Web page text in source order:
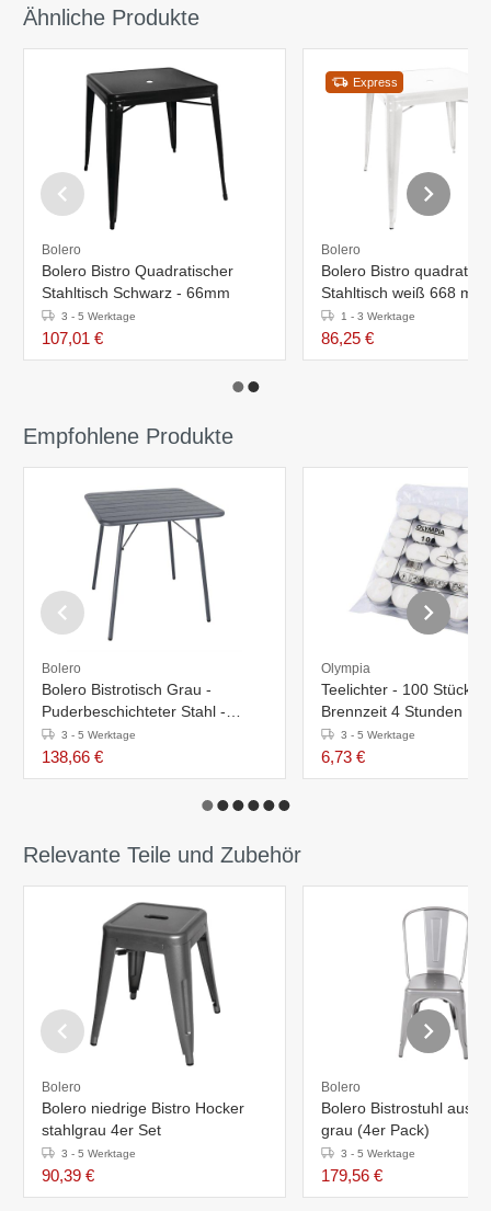
Ähnliche Produkte
Bolero
Bolero Bistro Quadratischer
Stahltisch Schwarz - 66mm
3 - 5 Werktage
107,01 €
Express
Bolero
Bolero Bistro
Stahltisch weiß 668 mm
1 - 3 Werktage
86,25 €
Empfohlene Produkte
Bolero
Bolero Bistrotisch Grau -
Puderbeschichteter Stahl -
700x700x(h)710mm
3 - 5 Werktage
138,66 €
Olympia
Teelichter - 100 Stück -
Brennzeit 4 Stunden
3 - 5 Werktage
6,73 €
Relevante Teile und Zubehör
Bolero
Bolero niedrige Bistro Hocker
stahlgrau 4er Set
3 - 5 Werktage
90,39 €
Bolero
Bolero Bistrostuhl aus
grau (4er Pack)
3 - 5 Werktage
179,56 €